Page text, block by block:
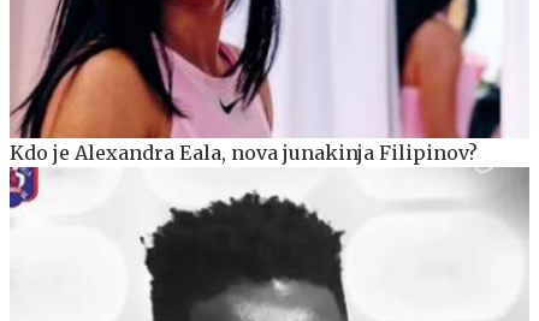
Kdo je Alexandra Eala, nova junakinja Filipinov?